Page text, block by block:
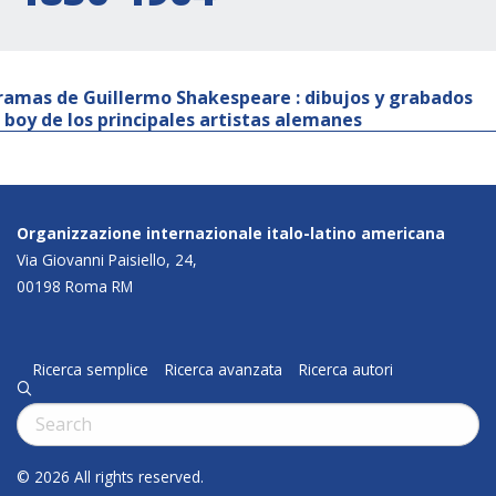
de Guillermo Shakespeare : dibujos y grabados
boy de los principales artistas alemanes
Organizzazione internazionale italo-latino americana
Via Giovanni Paisiello, 24,
00198 Roma RM
Ricerca semplice Ricerca avanzata Ricerca autori
q
Cerca:
© 2026 All rights reserved.